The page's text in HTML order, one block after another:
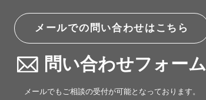
メールでの問い合わせはこちら
問い合わせフォーム
メールでもご相談の受付が可能となっております。